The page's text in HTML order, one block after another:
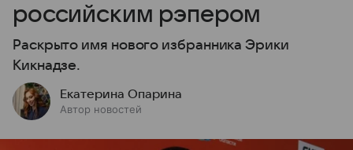
российским рэпером
Раскрыто имя нового избранника Эрики
Кикнадзе.
Екатерина Опарина
Автор новостей